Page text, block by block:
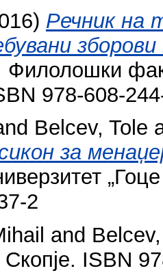
Речник на
зборови
Филолошки
978-608-
Belcev, Tole
за
2
and
ISBN